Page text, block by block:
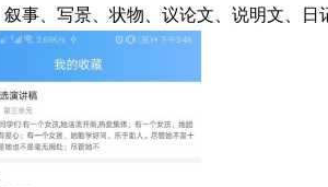
、写景、状物、议论文、说明文、日